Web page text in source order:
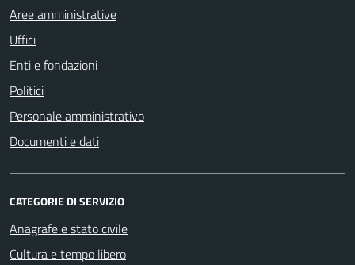
Aree amministrative
Uffici
Enti e fondazioni
Politici
Personale amministrativo
Documenti e dati
CATEGORIE DI SERVIZIO
Anagrafe e stato civile
Cultura e tempo libero